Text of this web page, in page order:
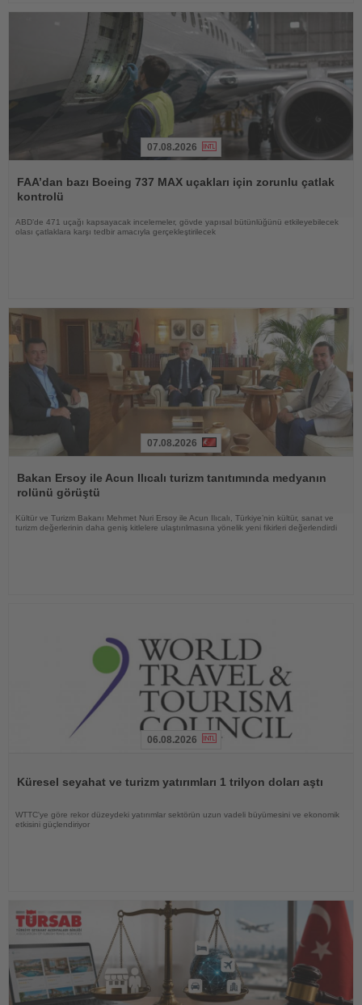
Oku
07.08.2026
FAA’dan bazı Boeing 737 MAX uçakları için zorunlu çatlak
kontrolü
ABD’de 471 uçağı kapsayacak incelemeler, gövde yapısal bütünlüğünü etkileyebilecek
olası çatlaklara karşı tedbir amacıyla gerçekleştirilecek
Oku
07.08.2026
Bakan Ersoy ile Acun Ilıcalı turizm tanıtımında medyanın
rolünü görüştü
Kültür ve Turizm Bakanı Mehmet Nuri Ersoy ile Acun Ilıcalı, Türkiye’nin kültür, sanat ve
turizm değerlerinin daha geniş kitlelere ulaştırılmasına yönelik yeni fikirleri değerlendirdi
06.08.2026
Küresel seyahat ve turizm yatırımları 1 trilyon doları aştı
WTTC'ye göre rekor düzeydeki yatırımlar sektörün uzun vadeli büyümesini ve ekonomik
etkisini güçlendiriyor